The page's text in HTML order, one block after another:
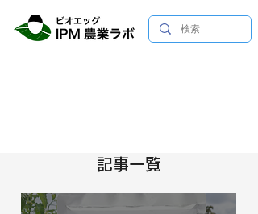
記事一覧